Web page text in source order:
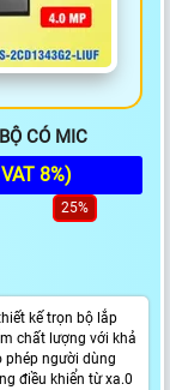
CÓ MIC
8%)
25%
kế trọn bộ lắp
chất lượng với khả
phép người dùng
điều khiển từ xa.0